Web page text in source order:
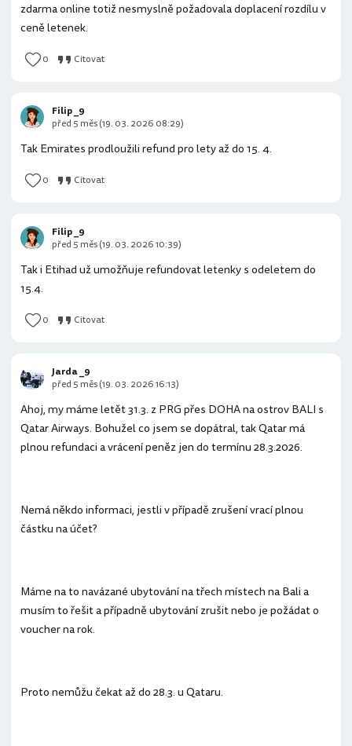
zdarma online totiž nesmyslně požadovala doplacení rozdílu v
ceně letenek.
0 Citovat
Tak Emirates prodloužili refund pro lety až do 15. 4.
0 Citovat
Filip _9
před 5 měs (19. 03. 2026 08:29)
Tak i Etihad už umožňuje refundovat letenky s odeletem do
15.4.
0 Citovat
Filip _9
před 5 měs (19. 03. 2026 10:39)
Ahoj, my máme letět 31.3. z PRG přes DOHA na ostrov BALI s
Qatar Airways. Bohužel co jsem se dopátral, tak Qatar má
plnou refundaci a vrácení peněz jen do termínu 28.3.2026.
Nemá někdo informaci, jestli v případě zrušení vrací plnou
částku na účet?
Máme na to navázané ubytování na třech místech na Bali a
musím to řešit a případně ubytování zrušit nebo je požádat o
voucher na rok.
Proto nemůžu čekat až do 28.3. u Qataru.
Jarda _9
před 5 měs (19. 03. 2026 16:13)